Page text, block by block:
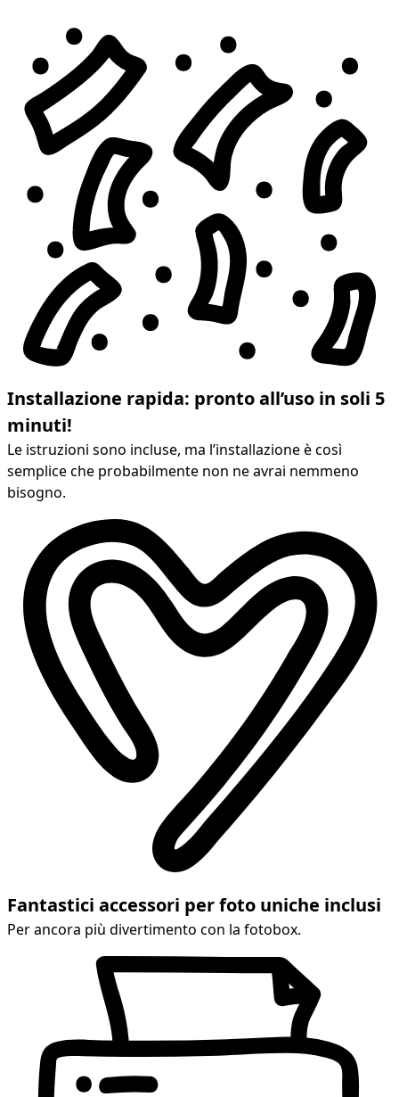
Installazione rapida: pronto all’uso in soli 5
minuti!
Le istruzioni sono incluse, ma l’installazione è così
semplice che probabilmente non ne avrai nemmeno
bisogno.
Fantastici accessori per foto uniche inclusi
Per ancora più divertimento con la fotobox.